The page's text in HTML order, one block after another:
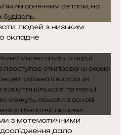
людей з низьким
складне
з математичними
дало